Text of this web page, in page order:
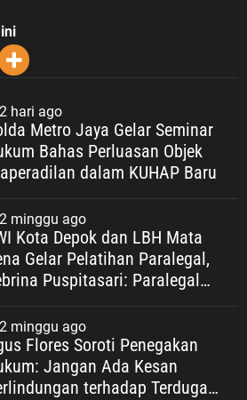
2 hari ago
Metro Jaya Gelar Seminar
Bahas Perluasan Objek
dalam KUHAP Baru
2 minggu ago
Kota Depok dan LBH Mata
Gelar Pelatihan Paralegal,
Puspitasari: Paralegal
Warga Depok
2 minggu ago
Flores Soroti Penegakan
Jangan Ada Kesan
terhadap Terduga